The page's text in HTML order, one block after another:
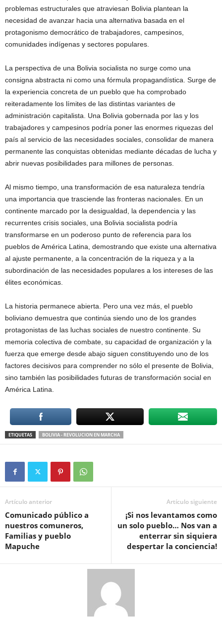
problemas estructurales que atraviesan Bolivia plantean la
necesidad de avanzar hacia una alternativa basada en el
protagonismo democrático de trabajadores, campesinos,
comunidades indígenas y sectores populares.
La perspectiva de una Bolivia socialista no surge como una
consigna abstracta ni como una fórmula propagandística. Surge de
la experiencia concreta de un pueblo que ha comprobado
reiteradamente los límites de las distintas variantes de
administración capitalista. Una Bolivia gobernada por las y los
trabajadores y campesinos podría poner las enormes riquezas del
país al servicio de las necesidades sociales, consolidar de manera
permanente las conquistas obtenidas mediante décadas de lucha y
abrir nuevas posibilidades para millones de personas.
Al mismo tiempo, una transformación de esa naturaleza tendría
una importancia que trasciende las fronteras nacionales. En un
continente marcado por la desigualdad, la dependencia y las
recurrentes crisis sociales, una Bolivia socialista podría
transformarse en un poderoso punto de referencia para los
pueblos de América Latina, demostrando que existe una alternativa
al ajuste permanente, a la concentración de la riqueza y a la
subordinación de las necesidades populares a los intereses de las
élites económicas.
La historia permanece abierta. Pero una vez más, el pueblo
boliviano demuestra que continúa siendo uno de los grandes
protagonistas de las luchas sociales de nuestro continente. Su
memoria colectiva de combate, su capacidad de organización y la
fuerza que emerge desde abajo siguen constituyendo uno de los
factores decisivos para comprender no sólo el presente de Bolivia,
sino también las posibilidades futuras de transformación social en
América Latina.
ETIQUETAS BOLIVIA - REVOLUCION EN MARCHA
Artículo anterior
Comunicado público a
nuestros comuneros,
Familias y pueblo
Mapuche
Artículo siguiente
¡Si nos levantamos como
un solo pueblo… Nos van a
enterrar sin siquiera
despertar la conciencia!